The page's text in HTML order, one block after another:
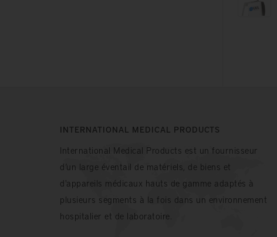
INTERNATIONAL MEDICAL PRODUCTS
International Medical Products est un fournisseur
d’un large éventail de matériels, de biens et
d'appareils médicaux hauts de gamme adaptés à
plusieurs segments à la fois dans un environnement
hospitalier et de laboratoire.